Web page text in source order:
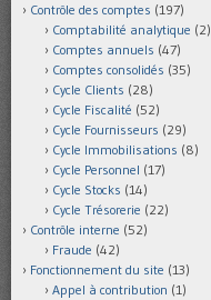
Contrôle des comptes (197)
Comptabilité analytique (2)
Comptes annuels (47)
Comptes consolidés (35)
Cycle Clients (28)
Cycle Fiscalité (52)
Cycle Fournisseurs (29)
Cycle Immobilisations (8)
Cycle Personnel (17)
Cycle Stocks (14)
Cycle Trésorerie (22)
Contrôle interne (52)
Fraude (42)
Fonctionnement du site (13)
Appel à contribution (1)